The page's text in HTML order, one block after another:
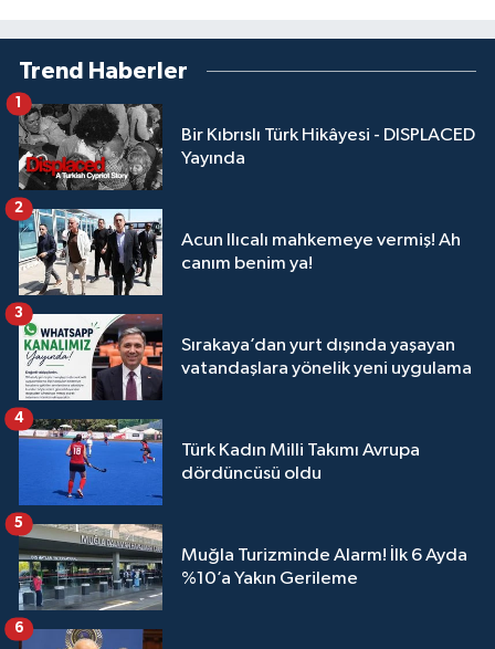
Trend Haberler
Bir Kıbrıslı Türk Hikâyesi - DISPLACED
Yayında
1
Acun Ilıcalı mahkemeye vermiş! Ah
canım benim ya!
2
Sırakaya’dan yurt dışında yaşayan
vatandaşlara yönelik yeni uygulama
3
Türk Kadın Milli Takımı Avrupa
dördüncüsü oldu
4
Muğla Turizminde Alarm! İlk 6 Ayda
%10’a Yakın Gerileme
5
6